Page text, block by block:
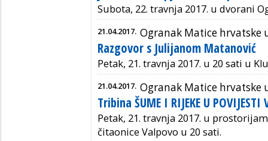
Subota, 22. travnja 2017. u dvorani
21.04.2017. Ogranak Matice hrvatske
Razgovor s Julijanom Matanović
Petak, 21. travnja 2017. u 20 sati u
21.04.2017. Ogranak Matice hrvatske
Tribina ŠUME I RIJEKE U POVIJESTI
Petak, 21. travnja 2017. u
čitaonice Valpovo u 20 sati.